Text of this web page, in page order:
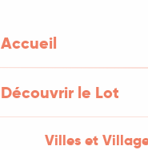
Accueil
Découvrir le Lot
Villes et